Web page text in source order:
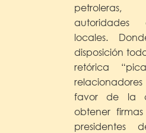
autoridades
locales.
disposición
retórica
favor de la
obtener
presidentes